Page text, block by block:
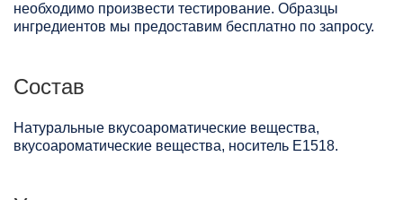
необходимо произвести тестирование. Образцы
ингредиентов мы предоставим бесплатно по запросу.
Состав
Натуральные вкусоароматические вещества,
вкусоароматические вещества, носитель Е1518.